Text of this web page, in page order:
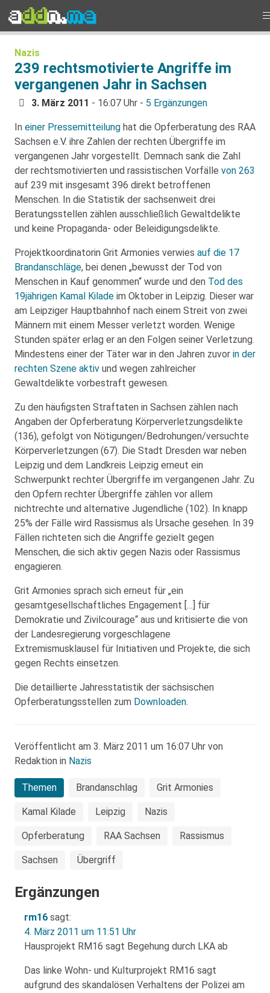
Nazis
239 rechtsmotivierte Angriffe im
vergangenen Jahr in Sachsen
3. März 2011 - 16:07 Uhr - 5 Ergänzungen
In einer Pressemitteilung hat die Opferberatung des RAA
Sachsen e.V. ihre Zahlen der rechten Übergriffe im
vergangenen Jahr vorgestellt. Demnach sank die Zahl
der rechtsmotivierten und rassistischen Vorfälle von 263
auf 239 mit insgesamt 396 direkt betroffenen
Menschen. In die Statistik der sachsenweit drei
Beratungsstellen zählen ausschließlich Gewaltdelikte
und keine Propaganda- oder Beleidigungsdelikte.
Projektkoordinatorin Grit Armonies verwies auf die 17
Brandanschläge, bei denen „bewusst der Tod von
Menschen in Kauf genommen“ wurde und den Tod des
19jährigen Kamal Kilade im Oktober in Leipzig. Dieser war
am Leipziger Hauptbahnhof nach einem Streit von zwei
Männern mit einem Messer verletzt worden. Wenige
Stunden später erlag er an den Folgen seiner Verletzung.
Mindestens einer der Täter war in den Jahren zuvor in der
rechten Szene aktiv und wegen zahlreicher
Gewaltdelikte vorbestraft gewesen.
Zu den häufigsten Straftaten in Sachsen zählen nach
Angaben der Opferberatung Körperverletzungsdelikte
(136), gefolgt von Nötigungen/Bedrohungen/versuchte
Körperverletzungen (67). Die Stadt Dresden war neben
Leipzig und dem Landkreis Leipzig erneut ein
Schwerpunkt rechter Übergriffe im vergangenen Jahr. Zu
den Opfern rechter Übergriffe zählen vor allem
nichtrechte und alternative Jugendliche (102). In knapp
25% der Fälle wird Rassismus als Ursache gesehen. In 39
Fällen richteten sich die Angriffe gezielt gegen
Menschen, die sich aktiv gegen Nazis oder Rassismus
engagieren.
Grit Armonies sprach sich erneut für „ein
gesamtgesellschaftliches Engagement […] für
Demokratie und Zivilcourage“ aus und kritisierte die von
der Landesregierung vorgeschlagene
Extremismusklausel für Initiativen und Projekte, die sich
gegen Rechts einsetzen.
Die detaillierte Jahresstatistik der sächsischen
Opferberatungsstellen zum Downloaden.
Veröffentlicht am 3. März 2011 um 16:07 Uhr von
Redaktion in Nazis
Themen Brandanschlag Grit Armonies
Kamal Kilade Leipzig Nazis
Opferberatung RAA Sachsen Rassismus
Sachsen Übergriff
Ergänzungen
rm16 sagt:
4. März 2011 um 11:51 Uhr
Hausprojekt RM16 sagt Begehung durch LKA ab
Das linke Wohn- und Kulturprojekt RM16 sagt
aufgrund des skandalösen Verhaltens der Polizei am